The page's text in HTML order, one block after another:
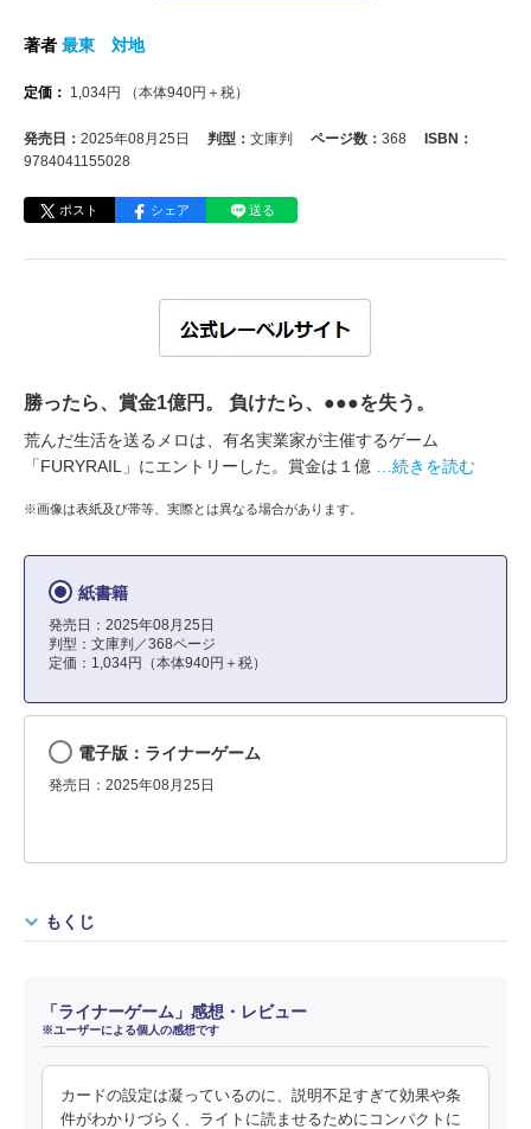
著者 最東 対地
定価： 1,034円 （本体940円＋税）
発売日： 2025年08月25日 判型： 文庫判 ページ数： 368
ISBN：
9784041155028
ポスト シェア 送る
勝ったら、賞金1億円。 負けたら、●●●を失う。
荒んだ生活を送るメロは、有名実業家が主催するゲーム
「FURYRAIL」にエントリーした。賞金は１億
…続きを読む
※画像は表紙及び帯等、実際とは異なる場合があります。
紙書籍
発売日：2025年08月25日
判型：文庫判／368ページ
定価：1,034円（本体940円＋税）
電子版：ライナーゲーム
発売日：2025年08月25日
もくじ
「ライナーゲーム」感想・レビュー
※ユーザーによる個人の感想です
カードの設定は凝っているのに、説明不足すぎて効果や条
件がわかりづらく、ライトに読ませるためにコンパクトに